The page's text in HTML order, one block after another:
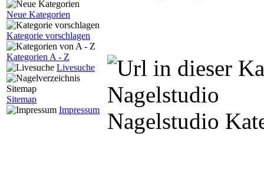
Neue Kategorien
Kategorie vorschlagen
Kategorien A - Z
Livesuche
Sitemap
Impressum
Nagelstudio